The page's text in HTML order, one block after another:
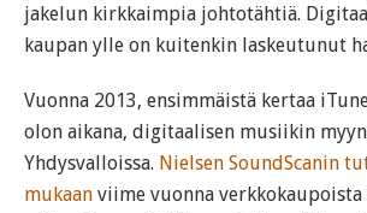
jakelun kirkkaimpia johtotähtiä.
kaupan ylle on kuitenkin laskeutunut
Vuonna 2013, ensimmäistä kertaa
olon aikana, digitaalisen musiikin
Yhdysvalloissa. Nielsen SoundScanin
mukaan viime vuonna